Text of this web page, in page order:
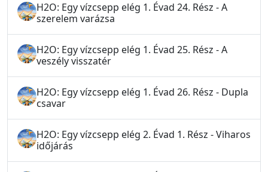
H2O: Egy vízcsepp elég 1. Évad 24. Rész - A
szerelem varázsa
H2O: Egy vízcsepp elég 1. Évad 25. Rész - A
veszély visszatér
H2O: Egy vízcsepp elég 1. Évad 26. Rész - Dupla
csavar
H2O: Egy vízcsepp elég 2. Évad 1. Rész - Viharos
időjárás